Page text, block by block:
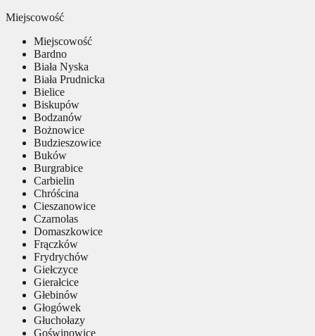
Miejscowość
Miejscowość
Bardno
Biała Nyska
Biała Prudnicka
Bielice
Biskupów
Bodzanów
Bożnowice
Budzieszowice
Buków
Burgrabice
Carbielin
Chróścina
Cieszanowice
Czarnolas
Domaszkowice
Frączków
Frydrychów
Giełczyce
Gierałcice
Głebinów
Głogówek
Głuchołazy
Goświnowice